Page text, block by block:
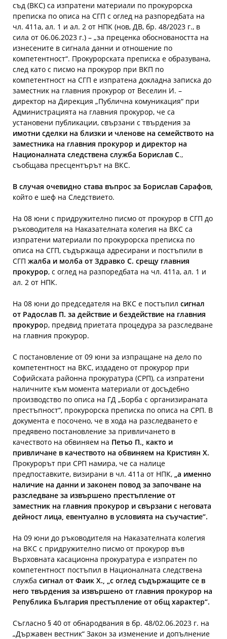
съд (ВКС) са изпратени материали по прокурорска
преписка по описа на СГП с оглед на разпоредбата на
чл. 411а, ал. 1 и ал. 2 от НПК (нов, ДВ, бр. 48/2023 г., в
сила от 06.06.2023 г.) – „за преценка обосноваността на
изнесените в сигнала данни и отношение по
компетентност“. Прокурорската преписка е образувана,
след като с писмо на прокурор при ВКП по
компетентност на СГП е изпратена докладна записка до
заместник на главния прокурор от Веселин И. –
директор на Дирекция „Публична комуникация“ при
Администрацията на главния прокурор, че са
установени публикации, свързани с твърдения за
имотни сделки на близки и членове на семейството на
заместника на главния прокурор и директор на
Националната следствена служба Борислав С.,
съобщава пресцентърът на ВКС.
В случая очевидно става въпрос за Борислав Сарафов,
който е шеф на Следствието.
На 08 юни с придружително писмо от прокурор в СГП до
ръководителя на Наказателната колегия на ВКС са
изпратени материали по прокурорска преписка по
описа на СГП, съдържаща адресирани и постъпили в
СГП жалба и молба от Здравко С. срещу главния
прокурор, с оглед на разпоредбата на чл. 411а, ал. 1 и
ал. 2 от НПК.
На 08 юни до председателя на ВКС е постъпил сигнал
от Радослав П. за действие и бездействие на главния
прокурор, предвид приетата процедура за разследване
на главния прокурор.
С постановление от 09 юни за изпращане на дело по
компетентност на ВКС, издадено от прокурор при
Софийската районна прокуратура (СРП), са изпратени
наличните към момента материали от досъдебно
производство по описа на ГД „Борба с организираната
престъпност“, прокурорска преписка по описа на СРП. В
документа е посочено, че в хода на разследването е
предявено постановление за привличането в
качеството на обвиняем на Петьо П., както и
привличане в качеството на обвиняем на Кристиян Х.
Прокурорът при СРП намира, че са налице
предпоставките, визирани в чл. 411а от НПК, „а именно
наличие на данни и законен повод за започване на
разследване за извършено престъпление от
заместник на главния прокурор и свързани с неговата
дейност лица, евентуално в условията на съучастие“.
На 09 юни до ръководителя на Наказателната колегия
на ВКС с придружително писмо от прокурор във
Върховната касационна прокуратура е изпратен по
компетентност постъпил в Националната следствена
служба сигнал от Фаик Х., „с оглед съдържащите се в
него твърдения за извършено от главния прокурор на
Република България престъпление от общ характер“.
Съгласно § 40 от обнародвания в бр. 48/02.06.2023 г. на
„Държавен вестник“ Закон за изменение и допълнение